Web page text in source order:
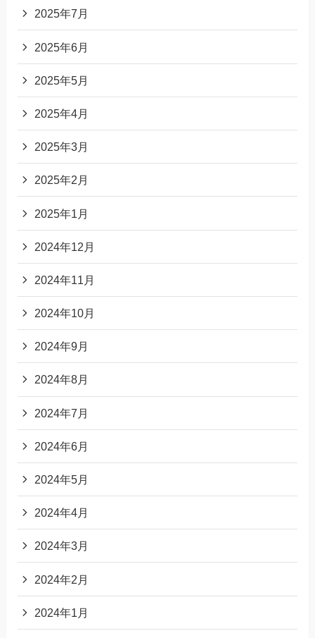
2025年7月
2025年6月
2025年5月
2025年4月
2025年3月
2025年2月
2025年1月
2024年12月
2024年11月
2024年10月
2024年9月
2024年8月
2024年7月
2024年6月
2024年5月
2024年4月
2024年3月
2024年2月
2024年1月